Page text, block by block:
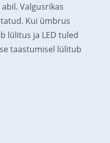
Valgusrikas
Kui ümbrus
lülitus ja LED tuled
taastumisel lülitub